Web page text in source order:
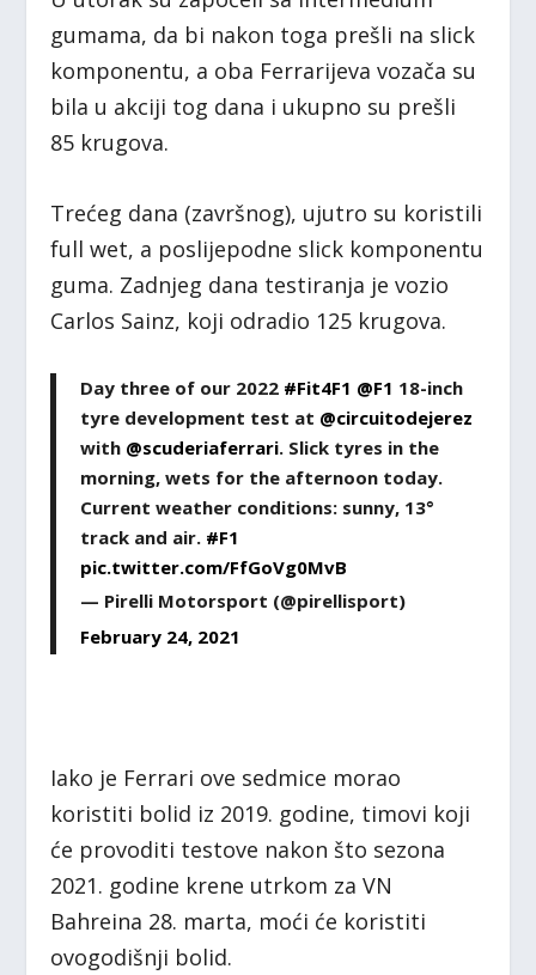
gumama, da bi nakon toga prešli na slick
komponentu, a oba Ferrarijeva vozača su
bila u akciji tog dana i ukupno su prešli
85 krugova.
Trećeg dana (završnog), ujutro su koristili
full wet, a poslijepodne slick komponentu
guma. Zadnjeg dana testiranja je vozio
Carlos Sainz, koji odradio 125 krugova.
Day three of our 2022 #Fit4F1 @F1 18-inch
tyre development test at @circuitodejerez
with @scuderiaferrari. Slick tyres in the
morning, wets for the afternoon today.
Current weather conditions: sunny, 13°
track and air. #F1
pic.twitter.com/FfGoVg0MvB
— Pirelli Motorsport (@pirellisport)
February 24, 2021
Iako je Ferrari ove sedmice morao
koristiti bolid iz 2019. godine, timovi koji
će provoditi testove nakon što sezona
2021. godine krene utrkom za VN
Bahreina 28. marta, moći će koristiti
ovogodišnji bolid.